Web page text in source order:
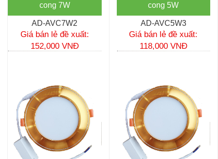
cong 7W
AD-AVC7W2
Giá bán lẻ đề xuất:
152,000 VNĐ
cong 5W
AD-AVC5W3
Giá bán lẻ đề xuất:
118,000 VNĐ